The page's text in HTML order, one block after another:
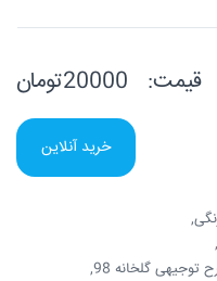
قیمت:
خرید آنلاین
توجیهی گلخانه 98,